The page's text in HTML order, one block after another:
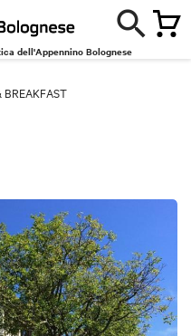
dell'Appennino Bolognese
BREAKFAST